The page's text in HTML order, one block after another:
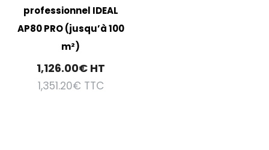
professionnel IDEAL
AP80 PRO (jusqu’à 100
m²)
1,126.00€HT
1,351.20€ TTC